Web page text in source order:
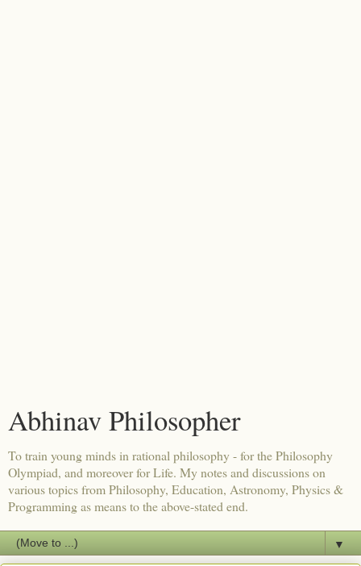
Abhinav Philosopher
To train young minds in rational philosophy - for the Philosophy
Olympiad, and moreover for Life. My notes and discussions on
various topics from Philosophy, Education, Astronomy, Physics &
Programming as means to the above-stated end.
▼